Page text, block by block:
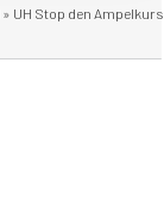
» UH Stop den Ampelkurs